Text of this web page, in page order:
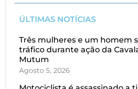
ÚLTIMAS NOTÍCIAS
Três mulheres e um homem
tráfico durante ação da
Mutum
Agosto 5, 2026